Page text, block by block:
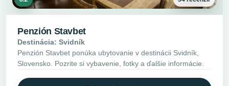
Penzión Stavbet
Destinácia: Svidník
Penzión Stavbet ponúka ubytovanie v destinácii Svidník,
Slovensko. Pozrite si vybavenie, fotky a ďalšie informácie.